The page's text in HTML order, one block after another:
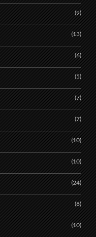
(9)
(13)
(6)
(5)
(7)
(7)
(10)
(10)
(24)
(8)
(10)